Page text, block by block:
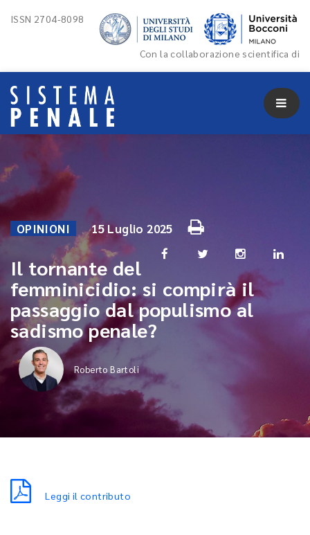
ISSN 2704-8098
Con la collaborazione scientifica di
OPINIONI 15 Luglio 2025
Il tornante del
femminicidio: si compirà il
passaggio dal populismo al
sadismo penale?
Roberto Bartoli
Leggi il contributo